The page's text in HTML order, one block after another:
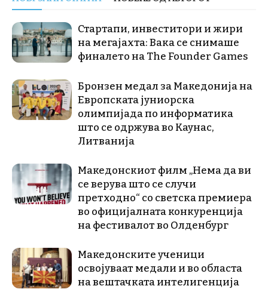
Стартапи, инвеститори и жири
на мегајахта: Вака се снимаше
финалето на The Founder Games
Бронзен медал за Македонија на
Европската јуниорска
олимпијада по информатика
што се одржува во Каунас,
Литванија
Македонскиот филм „Нема да ви
се верува што се случи
претходно“ со светска премиера
во официјалната конкуренција
на фестивалот во Олденбург
Македонските ученици
освојуваат медали и во областа
на вештачката интелигенција